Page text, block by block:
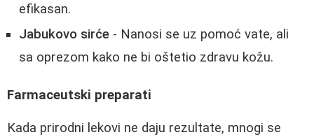
efikasan.
Jabukovo sirće - Nanosi se uz pomoć vate, ali
sa oprezom kako ne bi oštetio zdravu kožu.
Farmaceutski preparati
Kada prirodni lekovi ne daju rezultate, mnogi se